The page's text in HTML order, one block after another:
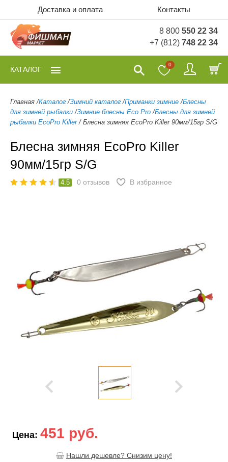
Доставка и оплата Контакты
8 800 550 22 34
+7 (812) 748 22 34
0
КАТАЛОГ
Главная /Каталог /Зимний каталог /Приманки зимние /Блесны
для зимней рыбалки /Зимние блесны Eco Pro /Блесны для зимней
рыбалки EcoPro Killer / Блесна зимняя EcoPro Killer 90мм/15гр S/G
Блесна зимняя EcoPro Killer
90мм/15гр S/G
4.5 0 отзывов В избранное
Цена: 451 руб.
Нашли дешевле? Снизим цену!